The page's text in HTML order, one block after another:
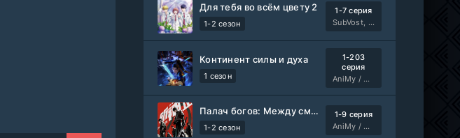
Свидания с Элис Перес
1-9 серия
AniMaunt
Йоне, иногда
Фильм
WEB-Rip
@MUZOBOZ@
Лекция
Фильм
WEB-Rip
@MUZOBOZ@
Для тебя во всём цвету 2
1-2 сезон
1-7 серия
SubVost, Манипулятор
Континент силы и духа
1 сезон
1-203
серия
AniMy / RuChiMe
Палач богов: Между смертным и божественным царством 2
1-2 сезон
1-9 серия
AniMy / RuChiMe